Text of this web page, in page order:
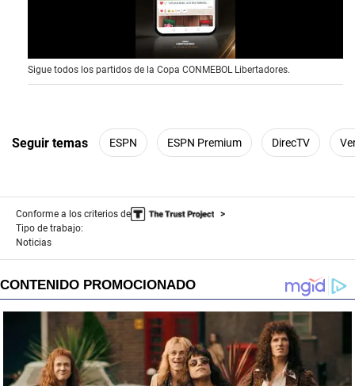
0
o
f
e
c
Sigue todos los partidos de la Copa CONMEBOL Libertadores.
Seguir temas ESPN ESPN Premium DirecTV
Conforme a los criterios de
Tipo de trabajo:
Noticias